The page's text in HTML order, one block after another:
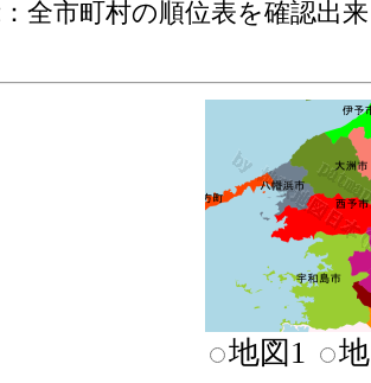
全市町村の順位表を確認出
地図1